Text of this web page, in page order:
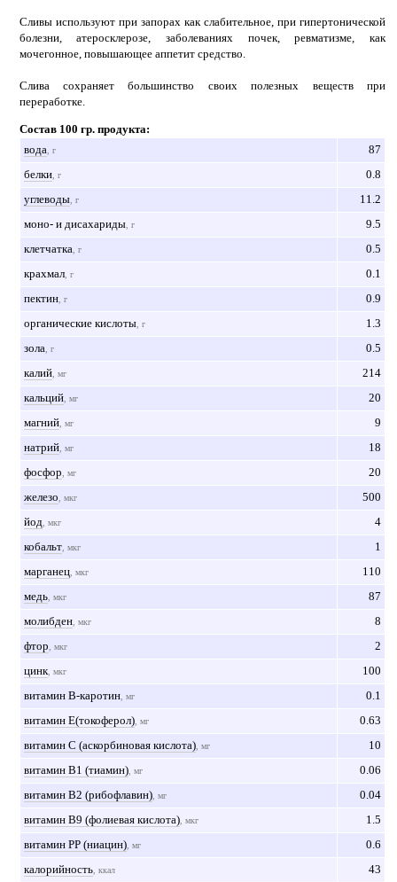
Сливы используют при запорах как слабительное, при гипертонической
болезни, атеросклерозе, заболеваниях почек, ревматизме, как
мочегонное, повышающее аппетит средство.
Слива сохраняет большинство своих полезных веществ при
переработке.
Состав 100 гр. продукта:
вода , г
87
белки, г
0.8
углеводы, г
11.2
моно- и дисахариды, г
9.5
клетчатка , г
0.5
крахмал, г
0.1
пектин, г
0.9
органические кислоты, г
1.3
зола , г
0.5
калий, мг
214
кальций, мг
20
магний, мг
9
натрий, мг
18
фосфор , мг
20
железо , мкг
500
йод , мкг
4
кобальт, мкг
1
марганец, мкг
110
медь, мкг
87
молибден, мкг
8
фтор , мкг
2
цинк, мкг
100
витамин B-каротин, мг
0.1
витамин Е(токоферол), мг
0.63
витамин С (аскорбиновая кислота), мг
10
витамин В1 (тиамин), мг
0.06
витамин В2 (рибофлавин), мг
0.04
витамин В9 (фолиевая кислота), мкг
1.5
витамин РР (ниацин), мг
0.6
калорийность, ккал 43